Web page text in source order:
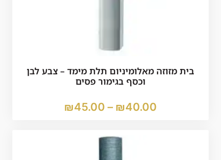
בית מזוזה מאלומיניום תלת מימד – צבע לבן
וכסף בגימור פסים
₪40.00
–
₪45.00